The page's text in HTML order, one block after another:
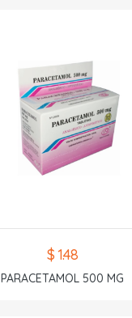
$ 1.48
PARACETAMOL 500 MG